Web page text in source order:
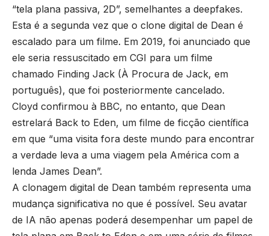
“tela plana passiva, 2D”, semelhantes a deepfakes.
Esta é a segunda vez que o clone digital de Dean é
escalado para um filme. Em 2019, foi anunciado que
ele seria ressuscitado em CGI para um filme
chamado Finding Jack (À Procura de Jack, em
português), que foi posteriormente cancelado.
Cloyd confirmou à BBC, no entanto, que Dean
estrelará Back to Eden, um filme de ficção científica
em que “uma visita fora deste mundo para encontrar
a verdade leva a uma viagem pela América com a
lenda James Dean”.
A clonagem digital de Dean também representa uma
mudança significativa no que é possível. Seu avatar
de IA não apenas poderá desempenhar um papel de